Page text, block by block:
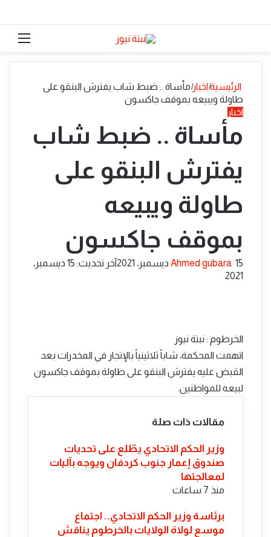
الرئيسية|اخبار|مأساة .. ضبط شاب يفترش البنقو على
طاولة ويبيعه بموقف جاكسون
اخبار
مأساة .. ضبط شاب
يفترش البنقو على
طاولة ويبيعه
بموقف جاكسون
Ahmed gubara
أرسل
بريدا
15 ديسمبر، 2021
آخر تحديث: 15 ديسمبر،
2021
الخرطوم : نبتة نيوز
اتهمت المحكمة، شاباً ثلاثينياً بالإتجار في المخدرات بعد
القبض عليه يفترش البنقو على طاولة بموقف جاكسون
لبيعه للمواطنين.
مقالات ذات صلة
​وزير الحكم الاتحادي يطّلع على تحديات
صندوق إعمار جنوب كردفان ويوجه بآليات
لمعالجتها
منذ 7 ساعات
​برئاسة وزير الحكم الاتحادي.. اجتماع
موسع لولاة الولايات بالخرطوم يناقش